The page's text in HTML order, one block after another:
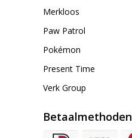
Merkloos
Paw Patrol
Pokémon
Present Time
Verk Group
Betaalmethoden